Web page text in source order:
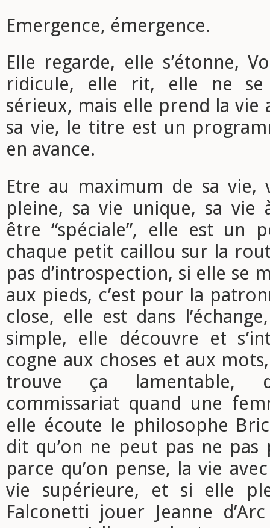
Emergence, émergence.
Elle regarde, elle s’étonne,
ridicule, elle rit, elle ne
sérieux, mais elle prend la vie
sa vie, le titre est un
en avance.
Etre au maximum de sa vie,
pleine, sa vie unique, sa vie
être “spéciale”, elle est un
chaque petit caillou sur la
pas d’introspection, si elle se
aux pieds, c’est pour la
close, elle est dans
simple, elle découvre et
cogne aux choses et aux
trouve ça lamentable,
commissariat quand une
elle écoute le philosophe
dit qu’on ne peut pas ne
parce qu’on pense, la vie
vie supérieure, et si elle
Falconetti jouer Jeanne